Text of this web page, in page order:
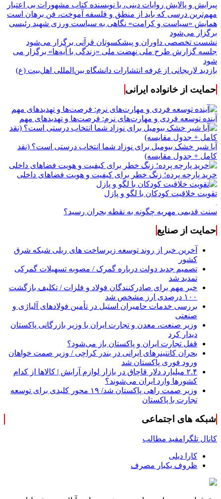
پیرایش و پالایش روایات دینی، با نویسنده کتاب مشهورات بی اعتبار
مهم‌ترین درسی که باید از منطق و فلسفه آموخت، فن برهان است
همایش «سیاست و کرامت» نگاهی به سیاست ورزی شهید رئیسی
برگزار می‌شود
نشست تخصصی داوران و پیشکسوتان قرآنی برگزار می‌شود
جلسه گزارش طرح ملی نهضت ملی «زندگی با آیه‌ها» برگزار می
شود
بازدید لاریجانی از غرفه انتشارات دانشگاه بین‌المللی اهل‌بیت (ع)
حمایت از خانواده ایرانی
آینده توسعه فردی و مهارت‌های نرم: فرصت‌ها و تهدیدهای مهم
آیا شیر خشک بیومیل برای نوزاد شما انتخاب درستی است؟ (نقد
کامل + جدول مقایسه)
خرید پارچه پرده؛ زنگ خطر برای کیفیت و هویت فضاهای داخلی
تقویت خلاقیت کودکان با لگو و پازل
سنت قدیمی مهریه چگونه به نقطه بحران رسید؟
حمایت از صنایع
آخرین خبر از روند توسعه زیرساخت های ریلی شبکه شرق
کشور
تصمیم جدید دولت درباره گمرک / مصوبه تسهیلات گمرکی
تمدید شد
خبر مهم برای صادرکنندگان فولاد و فلزات / تکلیف بازگشت
۱۰۰ درصدی ارز مشخص شد
بررسی خدمات حامیران استیل در تأمین فولادهای آلیاژی و
صنعتی
وزیر صنعت، معدن و تجارت ایران با وزیر بازرگانی پاکستان
دیدار کرد
قفل تجارت ایران و پاکستان باز می‌شود؟
بحران کانتینر‌های ایرانی در بندر کراچی / وزیر صمت خواهان
ورود فوری پاکستان شد
۲.۴ میلیارد دلار قاچاق در بازار لوازم آرایش | کالاها از کدام
کشورها وارد ایران می‌شوند؟
وزیر صمت راهی پاکستان شد/ ۱۹ محور کلیدی برای توسعه
تجارت با پاکستان
شبکه های اجتماعی
کانال تلگرامفید مطالب
کارا دیلی
ظروف یکبار مصرف